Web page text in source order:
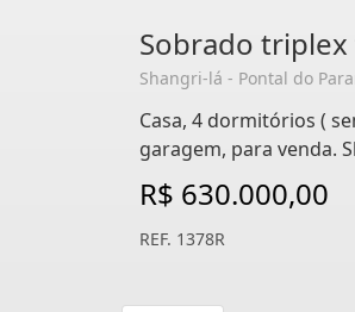
Sobrado triplex
Shangri-lá - Pontal do
Casa, 4 dormitórios (
garagem, para venda.
R$ 630.000,00
REF. 1378R